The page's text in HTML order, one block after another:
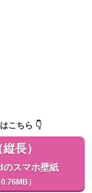
こちら 👇️
長）
スマホ壁紙
）